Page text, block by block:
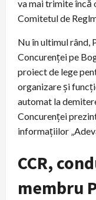
va mai trimite încă
Comitetul de
Nu în ultimul rând,
Concurenței pe
proiect de lege
organizare și
automat la
Concurenței
informațiilor
CCR,
membru